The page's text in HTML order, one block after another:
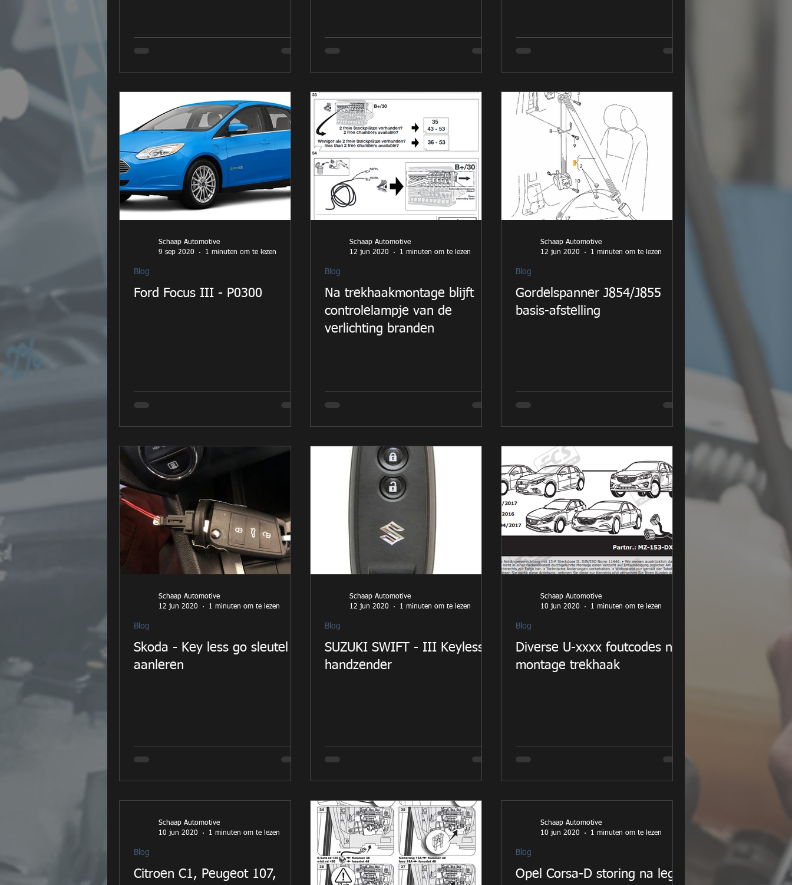
Ford Focus III - P0300
Blog
Schaap Automotive
9 sep 2020
1 minuten om te lezen
Na trekhaakmontage blijft
controlelampje van de
verlichting branden
Blog
Schaap Automotive
12 jun 2020
1 minuten om te lezen
Gordelspanner J854/J855
basis-afstelling
Blog
Schaap Automotive
12 jun 2020
1 minuten om te lezen
Skoda - Key less go sleutel
aanleren
Blog
Schaap Automotive
12 jun 2020
1 minuten om te lezen
SUZUKI SWIFT - III Keyless
handzender
Blog
Schaap Automotive
12 jun 2020
1 minuten om te lezen
Diverse U-xxxx foutcodes na
montage trekhaak
Blog
Schaap Automotive
10 jun 2020
1 minuten om te lezen
Citroen C1, Peugeot 107,
Blog
Schaap Automotive
10 jun 2020
1 minuten om te lezen
Opel Corsa-D storing na lege
Blog
Schaap Automotive
10 jun 2020
1 minuten om te lezen